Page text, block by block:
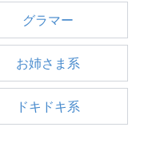
グラマー
お姉さま系
ドキドキ系